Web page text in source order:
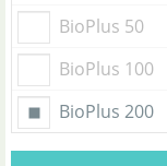
BioPlus 50
BioPlus 100
BioPlus 200